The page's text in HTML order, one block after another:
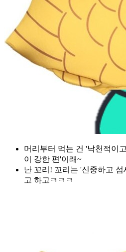
머리부터 먹는 건 '낙천적이
이 강한 편'이래~
난 꼬리! 꼬리는 '신중하고
고 하고ㅋㅋㅋ